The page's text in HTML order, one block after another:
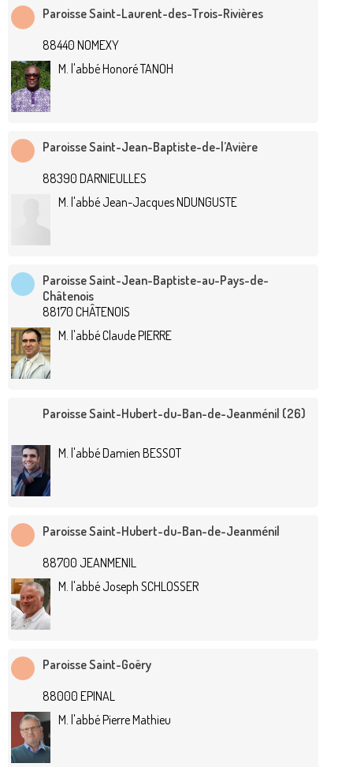
Paroisse Saint-Laurent-des-Trois-Rivières
88440 NOMEXY
M. l'abbé Honoré TANOH
Paroisse Saint-Jean-Baptiste-de-l’Avière
88390 DARNIEULLES
M. l'abbé Jean-Jacques NDUNGUSTE
Paroisse Saint-Jean-Baptiste-au-Pays-de-
Châtenois
88170 CHÂTENOIS
M. l'abbé Claude PIERRE
Paroisse Saint-Hubert-du-Ban-de-Jeanménil (26)
M. l'abbé Damien BESSOT
Paroisse Saint-Hubert-du-Ban-de-Jeanménil
88700 JEANMENIL
M. l'abbé Joseph SCHLOSSER
Paroisse Saint-Goëry
88000 EPINAL
M. l'abbé Pierre Mathieu